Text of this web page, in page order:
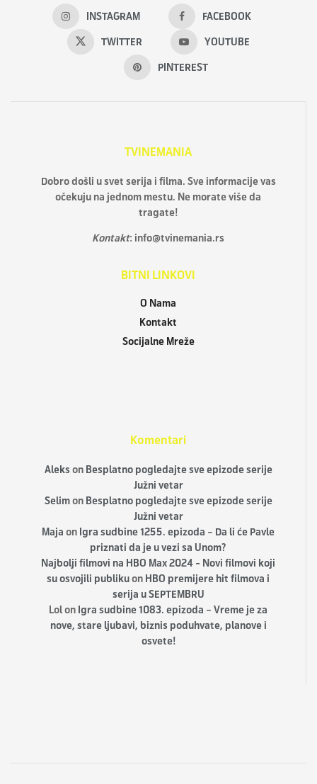
INSTAGRAM FACEBOOK
TWITTER YOUTUBE
PINTEREST
TVINEMANIA
Dobro došli u svet serija i filma. Sve informacije vas
očekuju na jednom mestu. Ne morate više da
tragate!
Kontakt: info@tvinemania.rs
BITNI LINKOVI
O Nama
Kontakt
Socijalne Mreže
Komentari
Alekson Besplatno pogledajte sve epizode serije
Južni vetar
Selimon Besplatno pogledajte sve epizode serije
Južni vetar
Maja on Igra sudbine 1255. epizoda – Da li će Pavle
priznati da je u vezi sa Unom?
Najbolji filmovi na HBO Max 2024 - Novi filmovi koji
su osvojili publikuon HBO premijere hit filmova i
serija u SEPTEMBRU
Lolon Igra sudbine 1083. epizoda – Vreme je za
nove, stare ljubavi, biznis poduhvate, planove i
osvete!